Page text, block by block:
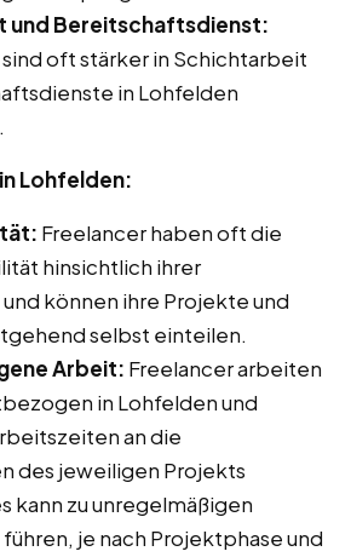
und Bereitschaftsdienst:
oft stärker in Schichtarbeit
in Lohfelden
Lohfelden:
Freelancer haben oft die
hinsichtlich ihrer
können ihre Projekte und
selbst einteilen.
Arbeit: Freelancer arbeiten
in Lohfelden und
an die
des jeweiligen Projekts
kann zu unregelmäßigen
je nach Projektphase und